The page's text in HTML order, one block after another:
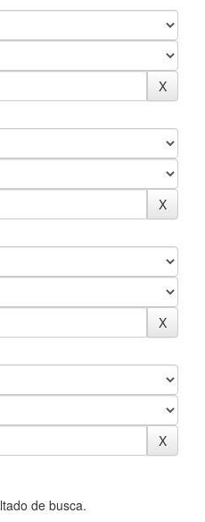
de busca.